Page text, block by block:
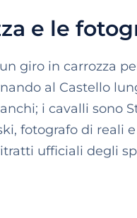
e le
giro in carrozza
al Castello
i cavalli sono
fotografo di reali
ufficiali degli